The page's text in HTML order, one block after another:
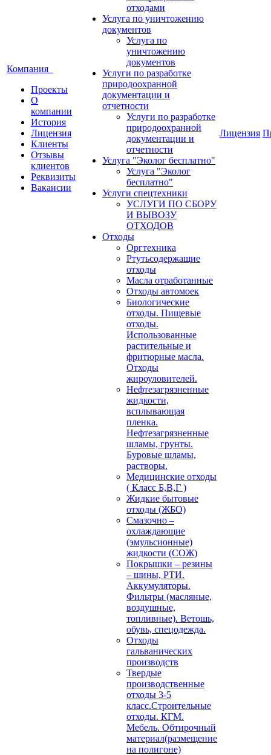
Компания
Проекты
О
компании
История
Лицензия
Клиенты
Отзывы
клиентов
Реквизиты
Вакансии
отходами
Услуга по уничтожению
документов
Услуга по
уничтожению
документов
Услуги по разработке
природоохранной
документации и
отчетности
Услуги по разработке
природоохранной
документации и
отчетности
Услуга "Эколог бесплатно"
Услуга "Эколог
бесплатно"
Услуги спецтехники
УСЛУГИ ПО СБОРУ
И ВЫВОЗУ
ОТХОДОВ
Отходы
Оргтехника
Ртутьсодержащие
отходы
Масла отработанные
Отходы автомоек
Биологические
отходы. Пищевые
отходы.
Использованные
растительные и
фритюрные масла.
Отходы
жироуловителей.
Нефтезагрязненные
жидкости,
всплывающая
пленка.
Нефтезагрязненные
шламы, грунты.
Буровые шламы,
растворы.
Медицинские отходы
( Класс Б,В,Г )
Жидкие бытовые
отходы (ЖБО)
Смазочно –
охлаждающие
(эмульсионные)
жидкости (СОЖ)
Покрышки – резины
– шины, РТИ.
Аккумуляторы.
Фильтры (масляные,
воздушные,
топливные). Ветошь,
обувь, спецодежда.
Отходы
гальванических
производств
Твердые
производственные
отходы 3-5
класс.Строительные
отходы. КГМ.
Мебель. Обтирочный
материал(размещение
на полигоне)
Лицензия